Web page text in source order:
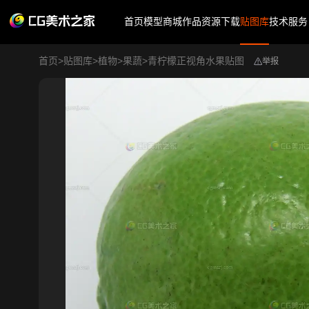
首页模型商城作品资源下载贴图库技术服务
首页>贴图库>植物>果蔬>青柠檬正视角水果贴图 举报